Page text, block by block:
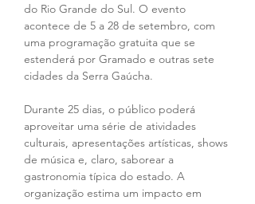
do Rio Grande do Sul. O evento
acontece de 5 a 28 de setembro, com
uma programação gratuita que se
estenderá por Gramado e outras sete
cidades da Serra Gaúcha.
Durante 25 dias, o público poderá
aproveitar uma série de atividades
culturais, apresentações artísticas, shows
de música e, claro, saborear a
gastronomia típica do estado. A
organização estima um impacto em